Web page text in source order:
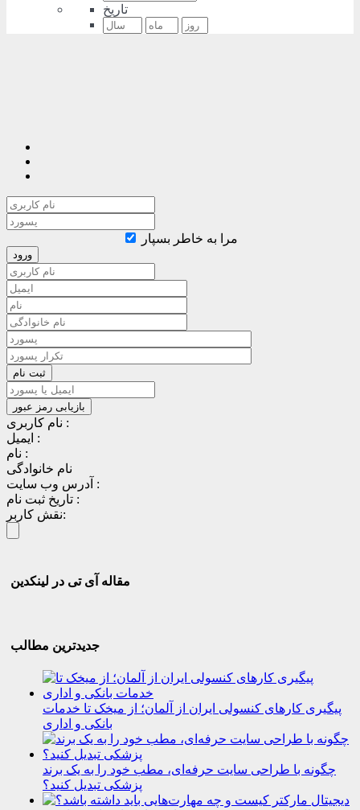
تاریخ
مرا به خاطر بسپار
نام کاربری :
ایمیل :
نام :
نام خانوادگی
آدرس وب سایت :
تاریخ ثبت نام :
نقش کاربر:
مقاله آی تی در لینکدین
جدیدترین مطالب
پیگیری کارهای کنسولی ایران از آلمان؛ از میخک تا خدمات
بانکی و اداری
چگونه با طراحی سایت حرفه‌ای، مطب خود را به یک برند
پزشکی تبدیل کنید؟